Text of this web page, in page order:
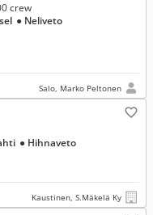
crew
● Neliveto
Salo, Marko Peltonen
● Hihnaveto
Kaustinen, S.Mäkelä Ky